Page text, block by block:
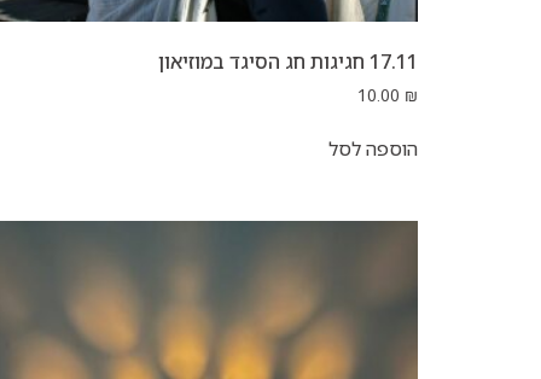
17.11 חגיגות חג הסיגד במוזיאון
10.00 ₪
הוספה לסל